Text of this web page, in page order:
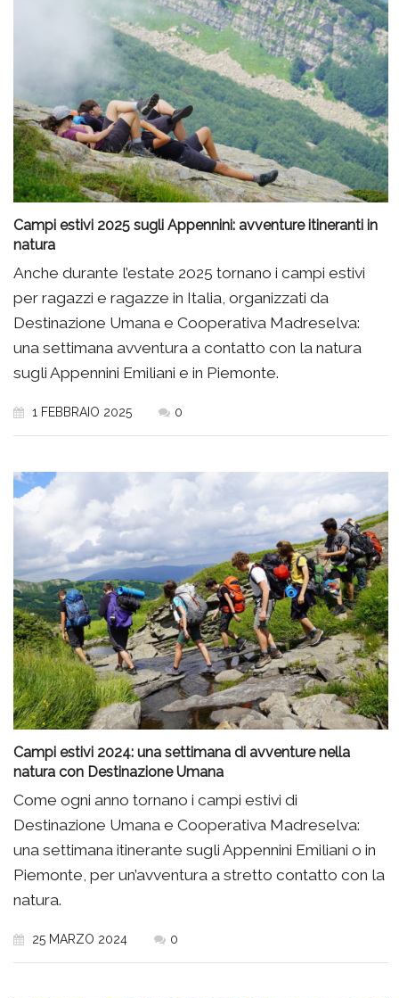
Campi estivi 2025 sugli Appennini: avventure itineranti in
natura
Anche durante l’estate 2025 tornano i campi estivi
per ragazzi e ragazze in Italia, organizzati da
Destinazione Umana e Cooperativa Madreselva:
una settimana avventura a contatto con la natura
sugli Appennini Emiliani e in Piemonte.
1 FEBBRAIO 2025 0
Campi estivi 2024: una settimana di avventure nella
natura con Destinazione Umana
Come ogni anno tornano i campi estivi di
Destinazione Umana e Cooperativa Madreselva:
una settimana itinerante sugli Appennini Emiliani o in
Piemonte, per un’avventura a stretto contatto con la
natura.
25 MARZO 2024 0